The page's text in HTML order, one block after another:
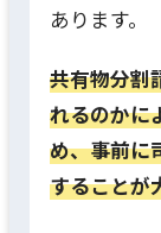
あります。
共有物分割
れるのかに
め、事前に
することが